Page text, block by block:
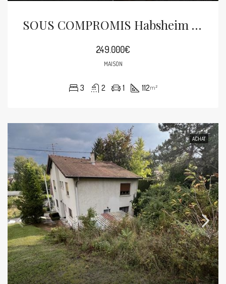
SOUS COMPROMIS Habsheim Centre Maison 5p 112m² Sur 5.25 Ares Avec Dépendance/grange
249.000€
MAISON
3 2 1 112m²
ACHAT